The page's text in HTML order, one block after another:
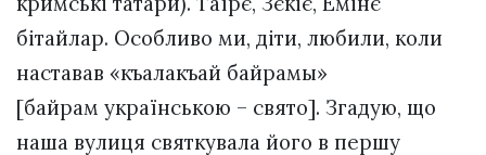
бітайлар. Особливо ми, діти, любили, коли
наставав «къалакъай байрамы»
[байрам українською – свято]. Згадую, що
наша вулиця святкувала його в першу